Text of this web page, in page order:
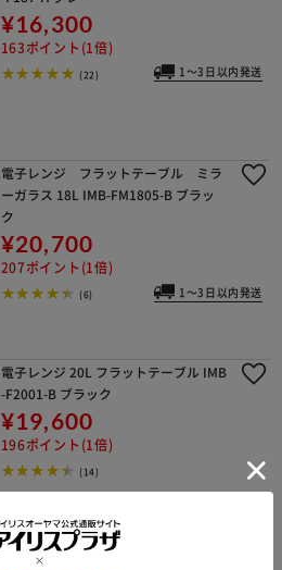
¥16,300
163ポイント(1倍)
(22) 1～3日以内発送
電子レンジ フラットテーブル ミラ
ーガラス 18L IMB-FM1805-B ブラッ
ク
¥20,700
207ポイント(1倍)
(6) 1～3日以内発送
電子レンジ 20L フラットテーブル IMB
-F2001-B ブラック
¥19,600
196ポイント(1倍)
(14)